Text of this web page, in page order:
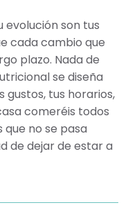
evolución son tus
cada cambio que
plazo. Nada de
se diseña
gustos, tus horarios,
comeréis todos
no se pasa
de dejar de estar a